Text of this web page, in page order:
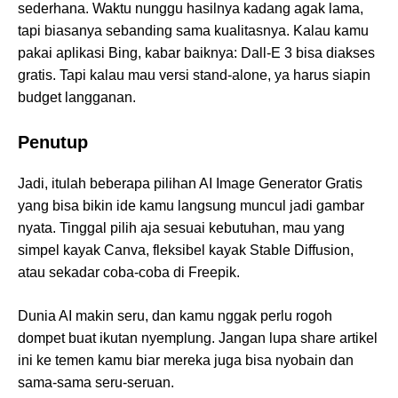
sederhana. Waktu nunggu hasilnya kadang agak lama,
tapi biasanya sebanding sama kualitasnya. Kalau kamu
pakai aplikasi Bing, kabar baiknya: Dall-E 3 bisa diakses
gratis. Tapi kalau mau versi stand-alone, ya harus siapin
budget langganan.
Penutup
Jadi, itulah beberapa pilihan AI Image Generator Gratis
yang bisa bikin ide kamu langsung muncul jadi gambar
nyata. Tinggal pilih aja sesuai kebutuhan, mau yang
simpel kayak Canva, fleksibel kayak Stable Diffusion,
atau sekadar coba-coba di Freepik.
Dunia AI makin seru, dan kamu nggak perlu rogoh
dompet buat ikutan nyemplung. Jangan lupa share artikel
ini ke temen kamu biar mereka juga bisa nyobain dan
sama-sama seru-seruan.